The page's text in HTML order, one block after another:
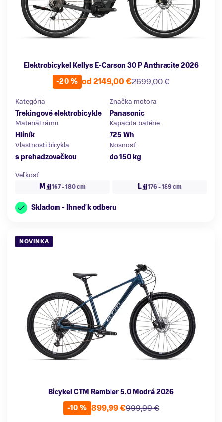
Elektrobicykel Kellys E-Carson 30 P Anthracite 2026
-20 %
2699,00 €
od 2149,00 €
Kategória
Trekingové elektrobicykle
Značka motora
Panasonic
Materiál rámu
Hliník
Kapacita batérie
725 Wh
Vlastnosti bicykla
s prehadzovačkou
Nosnosť
do 150 kg
Veľkosť
M
167 - 180 cm L 176 - 189 cm
Skladom - Ihneď k odberu
NOVINKA
Bicykel CTM Rambler 5.0 Modrá 2026
-10 %
999,99 €
899,99 €